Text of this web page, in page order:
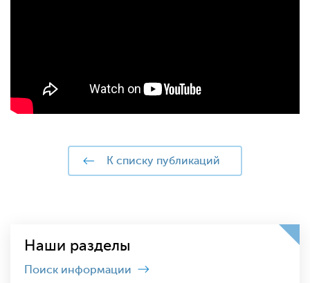
к списку публикаций
Наши разделы
Поиск информации